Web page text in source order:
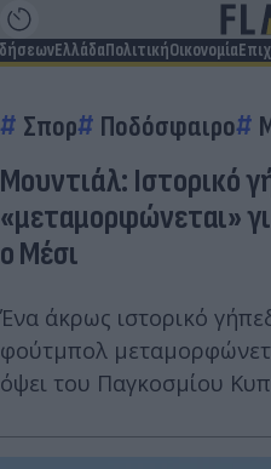
ΕλλάδαΠολιτικήΟικονομία
Σπορ Ποδόσφαιρο
Μουντιάλ: Ιστορικό
«μεταμορφώνεται»
ο Μέσι
Ένα άκρως ιστορικό
φούτμπολ
όψει του Παγκοσμίου